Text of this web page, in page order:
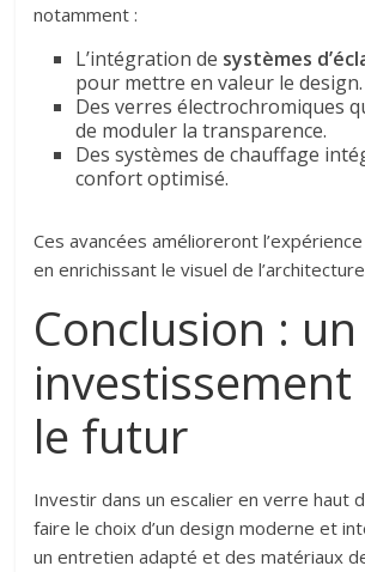
notamment :
L’intégration de systèmes
pour mettre en valeur le design.
Des verres électrochromiques
de moduler la transparence.
Des systèmes de chauffage
confort optimisé.
Ces avancées amélioreront
en enrichissant le visuel de
Conclusion : un
le futur
Investir dans un escalier en verre haut
faire le choix d’un design moderne et
un entretien adapté et des matériaux